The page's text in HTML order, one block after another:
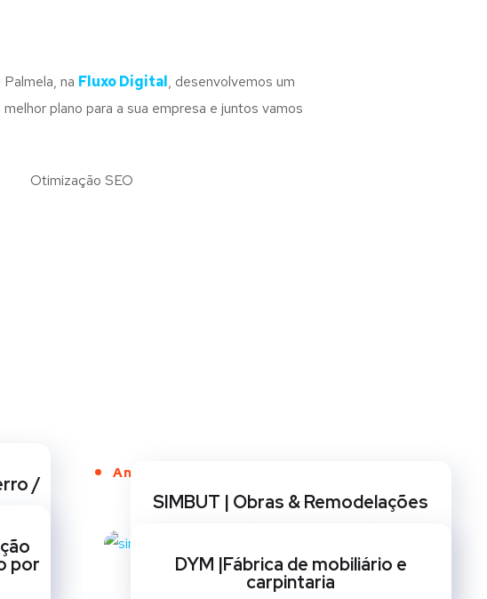
na Fluxo Digital, desenvolvemos um
plano para a sua empresa e juntos vamos
Anos de Serviço
/
/
SIMBUT | Obras & Remodelações
REDESIGN DE SITES
por DYM |Fábrica de mobiliário e
carpintaria